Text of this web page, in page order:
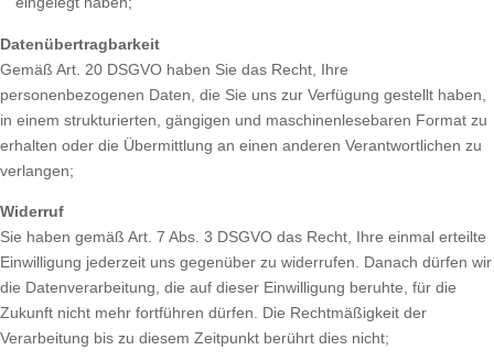
Datenübertragbarkeit
Gemäß Art. 20 DSGVO haben Sie das Recht, Ihre
personenbezogenen Daten, die Sie uns zur Verfügung gestellt haben,
in einem strukturierten, gängigen und maschinenlesebaren Format zu
erhalten oder die Übermittlung an einen anderen Verantwortlichen zu
verlangen;
Widerruf
Sie haben gemäß Art. 7 Abs. 3 DSGVO das Recht, Ihre einmal erteilte
Einwilligung jederzeit uns gegenüber zu widerrufen. Danach dürfen wir
die Datenverarbeitung, die auf dieser Einwilligung beruhte, für die
Zukunft nicht mehr fortführen dürfen. Die Rechtmäßigkeit der
Verarbeitung bis zu diesem Zeitpunkt berührt dies nicht;